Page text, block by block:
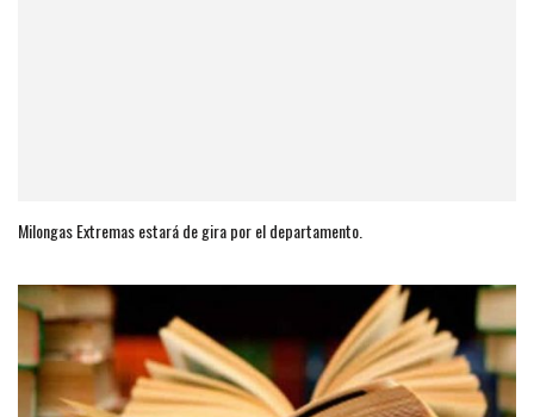
Milongas Extremas estará de gira por el departamento.